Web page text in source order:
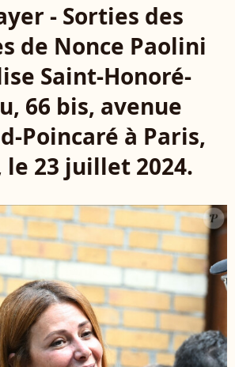
- Sorties des
de Nonce Paolini
Saint-Honoré-
66 bis, avenue
Poincaré à Paris,
le 23 juillet 2024.